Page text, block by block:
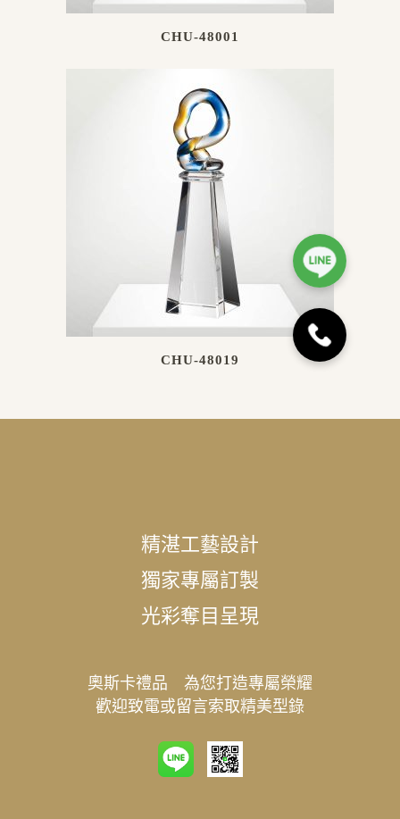
CHU-48001
CHU-48019
精湛工藝設計
獨家專屬訂製
光彩奪目呈現
奧斯卡禮品 為您打造專屬榮耀
歡迎致電或留言索取精美型錄